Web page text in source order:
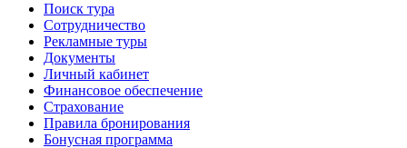
Поиск тура
Сотрудничество
Рекламные туры
Документы
Личный кабинет
Финансовое обеспечение
Страхование
Правила бронирования
Бонусная программа